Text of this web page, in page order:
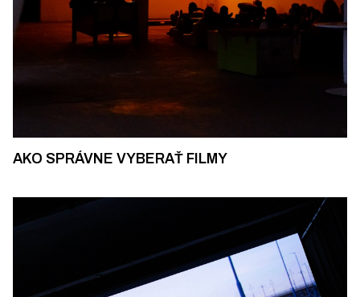
AKO SPRÁVNE VYBERAŤ FILMY